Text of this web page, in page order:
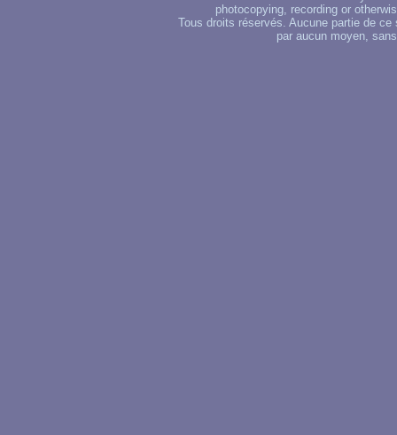
photocopying, recording or
Tous droits réservés. Aucune partie de
par aucun moyen,